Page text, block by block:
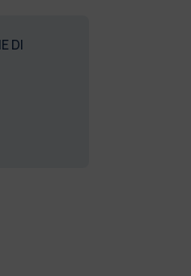
DI